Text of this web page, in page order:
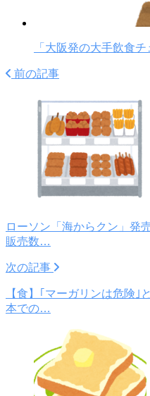
「大阪発の大手飲食
前の記事
ローソン「海からクン」発
販売数…
次の記事
【食】｢マーガリンは危険｣
本での…